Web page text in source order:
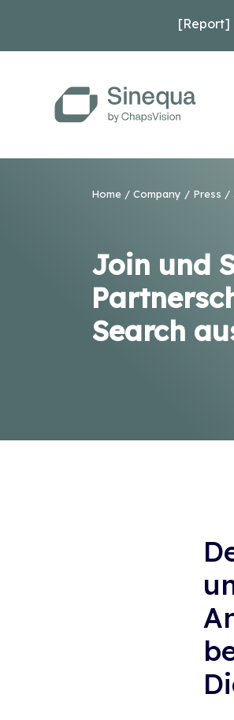
[Report]
Home/ Company / Press /
Join und
Search